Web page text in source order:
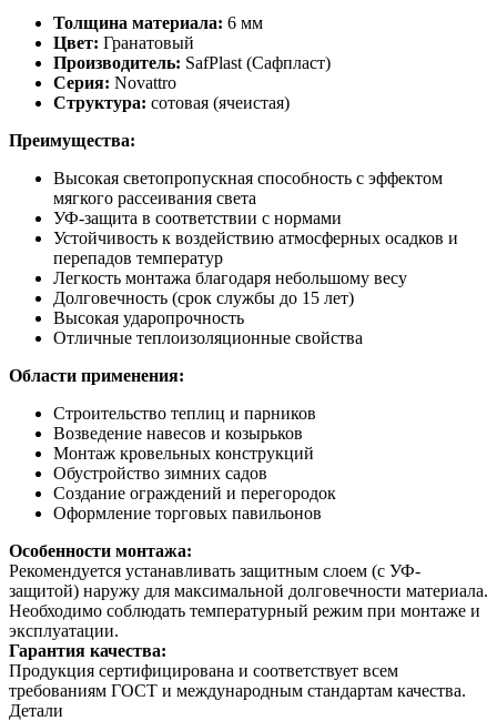
Толщина материала: 6 мм
Цвет: Гранатовый
Производитель: SafPlast (Сафпласт)
Серия: Novattro
Структура: сотовая (ячеистая)
Преимущества:
Высокая светопропускная способность с эффектом
мягкого рассеивания света
УФ-защита в соответствии с нормами
Устойчивость к воздействию атмосферных осадков и
перепадов температур
Легкость монтажа благодаря небольшому весу
Долговечность (срок службы до 15 лет)
Высокая ударопрочность
Отличные теплоизоляционные свойства
Области применения:
Строительство теплиц и парников
Возведение навесов и козырьков
Монтаж кровельных конструкций
Обустройство зимних садов
Создание ограждений и перегородок
Оформление торговых павильонов
Особенности монтажа:
Рекомендуется устанавливать защитным слоем (с УФ-
защитой) наружу для максимальной долговечности материала.
Необходимо соблюдать температурный режим при монтаже и
эксплуатации.
Гарантия качества:
Продукция сертифицирована и соответствует всем
требованиям ГОСТ и международным стандартам качества.
Детали